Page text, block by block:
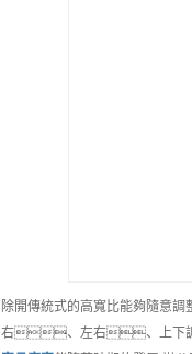
除開傳統式的高寬比能夠隨意調
右、左右、上下調整